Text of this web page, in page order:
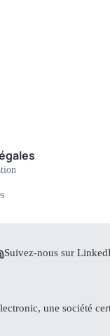
Suivez-nous sur
une société